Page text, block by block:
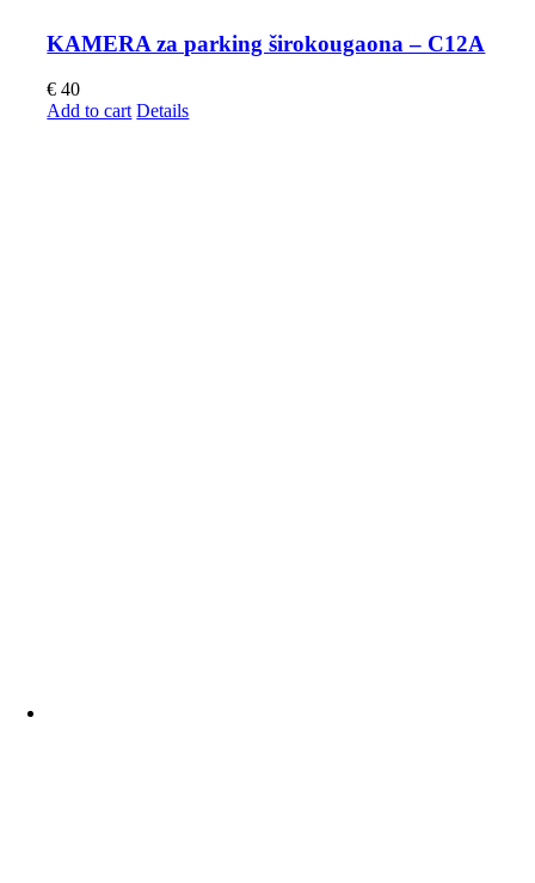
KAMERA za parking širokougaona – C12A
€ 40
Add to cart Details